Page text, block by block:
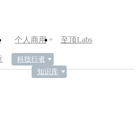
个人商用 至顶Labs
科技行者
知识库